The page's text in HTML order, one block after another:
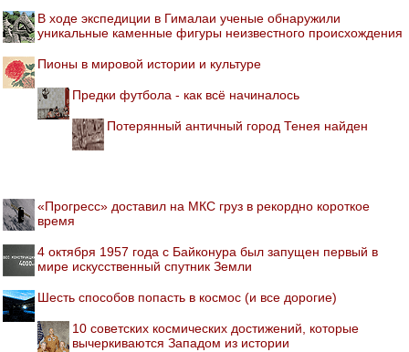
В ходе экспедиции в Гималаи ученые обнаружили
уникальные каменные фигуры неизвестного происхождения
Пионы в мировой истории и культуре
Предки футбола - как всё начиналось
Потерянный античный город Тенея найден
«Прогресс» доставил на МКС груз в рекордно короткое
время
4 октября 1957 года с Байконура был запущен первый в
мире искусственный спутник Земли
Шесть способов попасть в космос (и все дорогие)
10 советских космических достижений, которые
вычеркиваются Западом из истории